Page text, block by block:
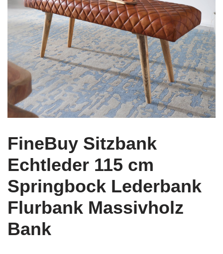
FineBuy Sitzbank
Echtleder 115 cm
Springbock Lederbank
Flurbank Massivholz
Bank